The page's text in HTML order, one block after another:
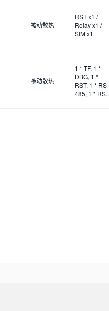
被动散热
RST x1 /
Relay x1 /
SIM x1
被动散热
1 * TF, 1 *
DBG, 1 *
RST, 1 * RS-
485, 1 * RS-